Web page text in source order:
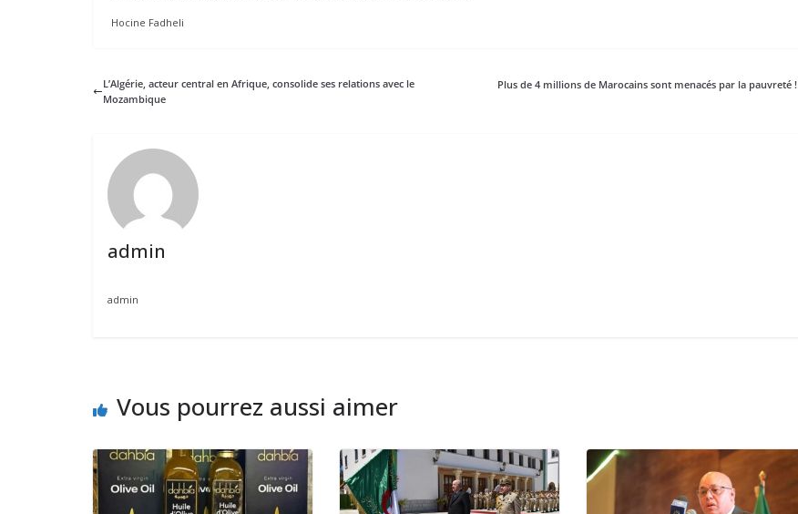
Hocine Fadheli
L’Algérie, acteur central en Afrique, consolide ses relations avec le
Mozambique
Plus de 4 millions de Marocains sont menacés par la pauvreté !
admin
admin
Vous pourrez aussi aimer